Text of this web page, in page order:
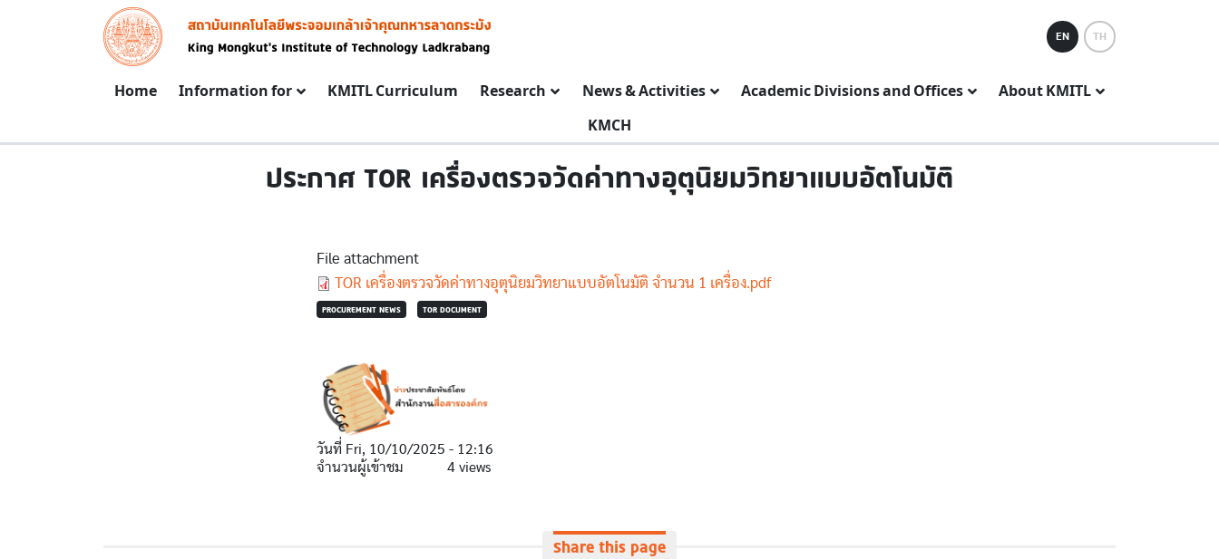
Skip to main content
Image
EN TH
Main navigation
Home Information for KMITL Curriculum Research News & Activities Academic Divisions and Offices
About KMITL
KMCH
ประกาศ TOR เครื่องตรวจวัดค่าทางอุตุนิยมวิทยาแบบอัตโนมัติ
File attachment
Document
TOR เครื่องตรวจวัดค่าทางอุตุนิยมวิทยาแบบอัตโนมัติ จำนวน 1 เครื่อง.pdf
PROCUREMENT NEWS TOR DOCUMENT
วันที่ Fri, 10/10/2025 - 12:16
จำนวนผู้เข้าชม
4 views
Share this page